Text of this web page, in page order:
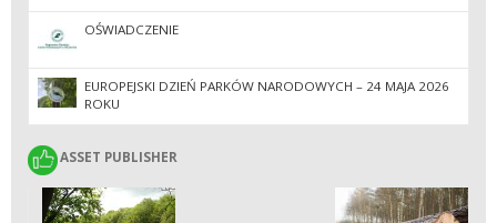
OŚWIADCZENIE
EUROPEJSKI DZIEŃ PARKÓW NARODOWYCH – 24 MAJA 2026
ROKU
ASSET PUBLISHER
ASSET PUBLISHER